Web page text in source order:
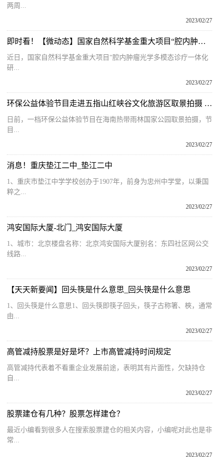
两周...
2023/02/27
即时看！【微动态】国家自然科学基金重大项目“腔内肿瘤光学多模态诊疗一体化研究”正式启动
近日，国家自然科学基金重大项目“腔内肿瘤光学多模态诊疗一体化
研...
2023/02/27
环保公益体验节目走进五指山红峡谷文化旅游区取景拍摄 体验原生态雨林秘境游
日前，一档环保公益体验节目在海南热带雨林国家公园取景拍摄，节
目...
2023/02/27
消息！重庆垫江二中_垫江二中
1、重庆市垫江中学学校创办于1907年，前身为忠州中学堂，以秉国
粹之...
2023/02/27
鸿安国际大厦-北门_鸿安国际大厦
1、城市：北京楼盘名称：北京鸿安国际大厦别名：东四社区网公交
线路...
2023/02/27
【天天新要闻】回头筷是什么意思_回头筷是什么意思
1、回头筷是什么意思1、回头筷即筷子回头，筷子古称箸、梜，通常
由...
2023/02/27
高管减持股票是好是坏？上市高管减持时间规定
​高管减持代表着不看重企业发展前途，表明其有片面性，欠缺持仓
自...
2023/02/27
股票建仓有几种？股票怎样建仓？
最近小编看到很多人在搜索股票建仓的相关内容，小编呢对此也是非
常...
2023/02/27